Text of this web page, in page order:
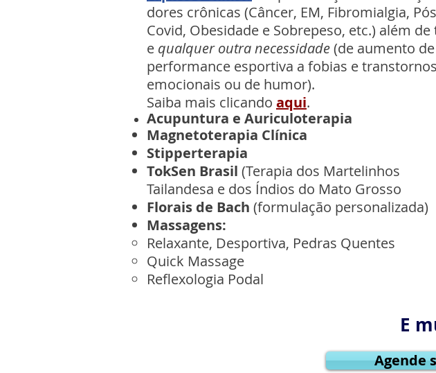
dores crônicas (Câncer, EM, Fibromialgia,
Covid, Obesidade e Sobrepeso, etc.) além de
e qualquer outra necessidade(de aumento de
performance esportiva a fobias e transtornos
emocionais ou de humor).
Saiba mais clicando aqui.
Acupuntura e Auriculoterapia
Magnetoterapia Clínica
Stipperterapia
TokSen Brasil (Terapia dos Martelinhos
Tailandesa e dos Índios do Mato Grosso
Florais de Bach (formulação personalizada)
Massagens:
Relaxante, Desportiva, Pedras Quentes
Quick Massage
Reflexologia Podal
E
Agende